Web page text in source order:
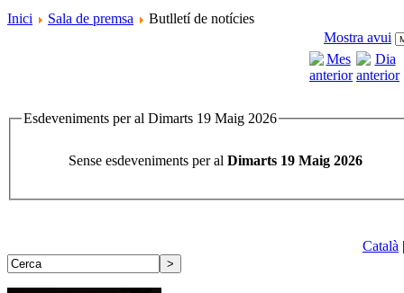
Inici Sala de premsa
Butlletí de notícies
Mostra avui
Esdeveniments per al Dimarts 19 Maig 2026
Sense esdeveniments per al Dimarts 19 Maig 2026
Català